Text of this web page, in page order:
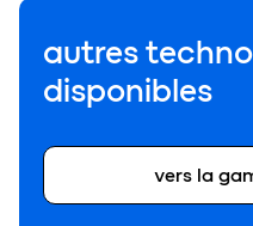
autres
disponibles
vers la